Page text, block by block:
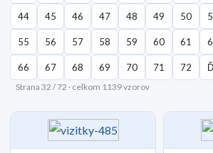
44 45 46 47 48 49 50
55 56 57 58 59 60 61
66 67 68 69 70 71 72
Strana 32 / 72 · celkom 1139 vzorov